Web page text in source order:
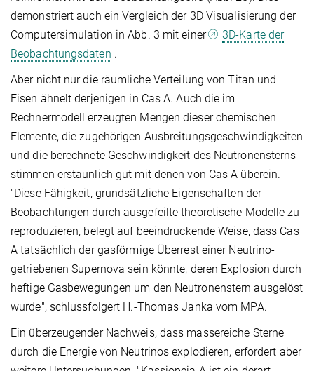
demonstriert auch ein Vergleich der 3D Visualisierung der
Computersimulation in Abb. 3 mit einer
3D-Karte der
Beobachtungsdaten .
Aber nicht nur die räumliche Verteilung von Titan und
Eisen ähnelt derjenigen in Cas A. Auch die im
Rechnermodell erzeugten Mengen dieser chemischen
Elemente, die zugehörigen Ausbreitungsgeschwindigkeiten
und die berechnete Geschwindigkeit des Neutronensterns
stimmen erstaunlich gut mit denen von Cas A überein.
"Diese Fähigkeit, grundsätzliche Eigenschaften der
Beobachtungen durch ausgefeilte theoretische Modelle zu
reproduzieren, belegt auf beeindruckende Weise, dass Cas
A tatsächlich der gasförmige Überrest einer Neutrino-
getriebenen Supernova sein könnte, deren Explosion durch
heftige Gasbewegungen um den Neutronenstern ausgelöst
wurde", schlussfolgert H.-Thomas Janka vom MPA.
Ein überzeugender Nachweis, dass massereiche Sterne
durch die Energie von Neutrinos explodieren, erfordert aber